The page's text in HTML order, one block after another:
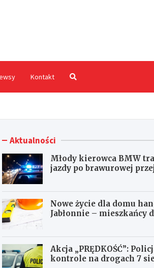
Kontakt
Aktualności
Młody kierowca BMW
jazdy po brawurowej
Nowe życie dla domu
Jabłonnie – mieszkańcy
Akcja „PRĘDKOŚĆ”:
kontrole na drogach 7